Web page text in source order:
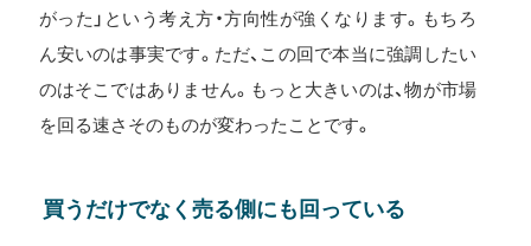
がった」という考え方・方向性が強くなります。もちろ
ん安いのは事実です。ただ、この回で本当に強調したい
のはそこではありません。もっと大きいのは、物が市場
を回る速さそのものが変わったことです。
買うだけでなく売る側にも回っている